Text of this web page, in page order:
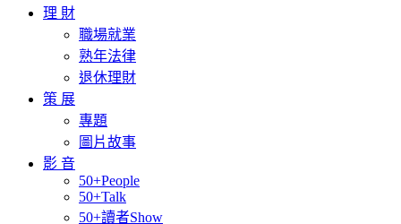
理 財
職場就業
熟年法律
退休理財
策 展
專題
圖片故事
影 音
50+People
50+Talk
50+讀者Show